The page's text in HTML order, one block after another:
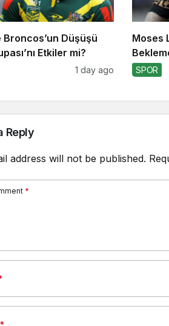
Düşüşü
Etkiler mi?
1 day ago
Moses
SPOR
Reply
address will not be published.
*